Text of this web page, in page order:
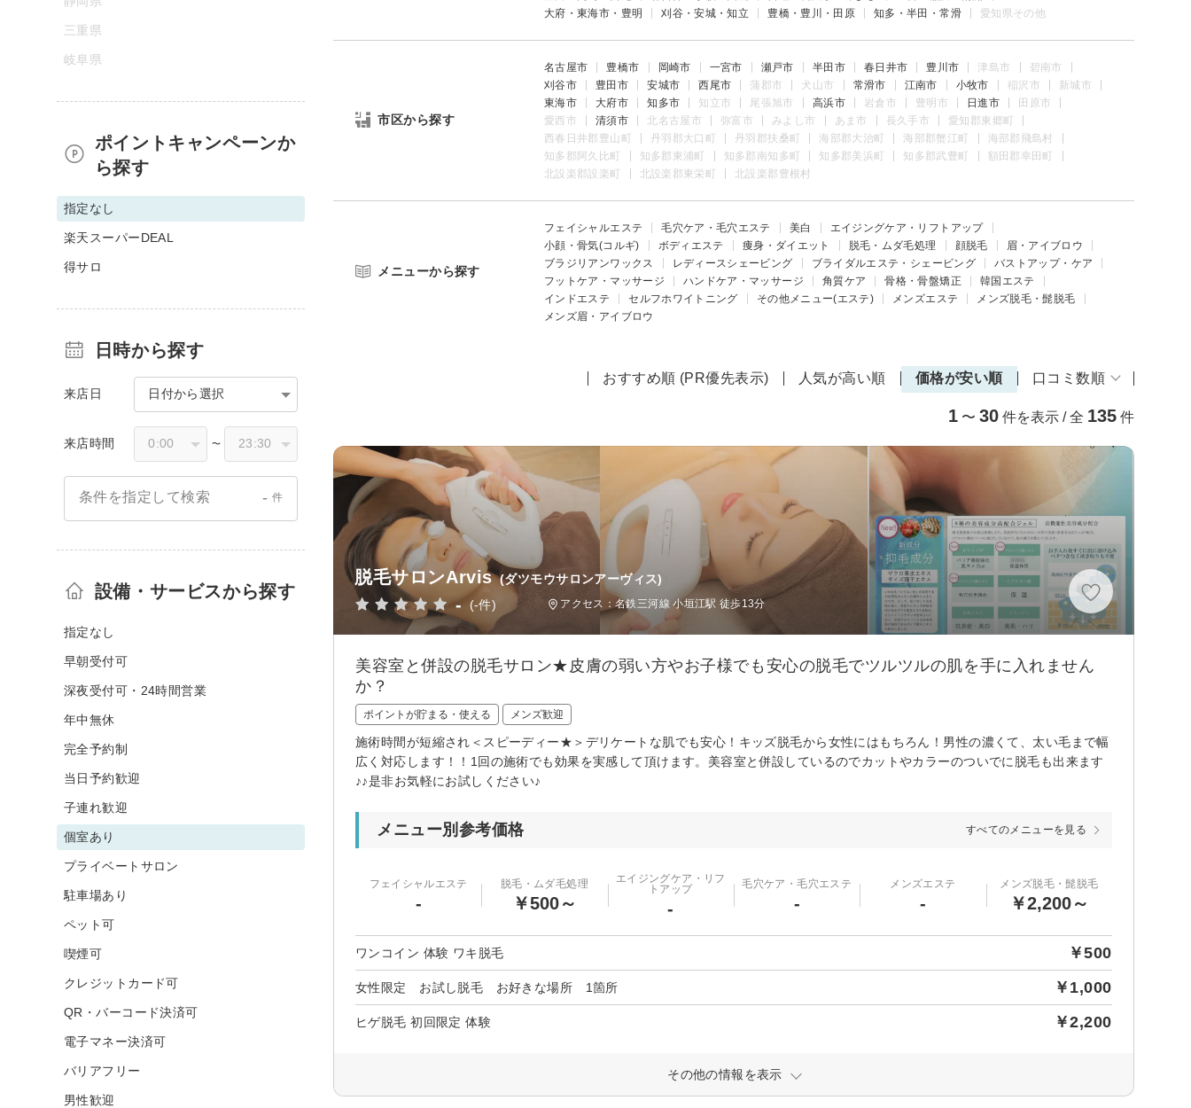
大府・東海市・豊明
刈谷・安城・知立 豊橋・豊川・田原 知多・半田・常滑 愛知県その他
市区から探す
名古屋市 豊橋市 岡崎市 一宮市 瀬戸市 半田市 春日井市 豊川市 津島市
碧南市
刈谷市
豊田市 安城市 西尾市 蒲郡市 犬山市 常滑市 江南市 小牧市 稲沢市
新城市
東海市
大府市 知多市 知立市 尾張旭市 高浜市 岩倉市 豊明市 日進市
田原市
愛西市
清須市 北名古屋市 弥富市 みよし市 あま市 長久手市
愛知郡東郷町
西春日井郡豊山町
丹羽郡大口町 丹羽郡扶桑町 海部郡大治町 海部郡蟹江町
海部郡飛島村
知多郡阿久比町
知多郡東浦町 知多郡南知多町 知多郡美浜町 知多郡武豊町
額田郡幸田町
北設楽郡設楽町
北設楽郡東栄町 北設楽郡豊根村
メニューから探す
フェイシャルエステ 毛穴ケア・毛穴エステ 美白
エイジングケア・リフトアップ
小顔・骨気(コルギ)
ボディエステ 痩身・ダイエット 脱毛・ムダ毛処理 顔脱毛
眉・アイブロウ
ブラジリアンワックス
レディースシェービング ブライダルエステ・シェービング
バストアップ・ケア
フットケア・マッサージ
ハンドケア・マッサージ 角質ケア 骨格・骨盤矯正
韓国エステ
インドエステ
セルフホワイトニング その他メニュー(エステ) メンズエステ
メンズ脱毛・髭脱毛
メンズ眉・アイブロウ
おすすめ順 (PR優先表示) 人気が高い順 価格が安い順 口コミ数順
1 〜 30 件を表示 / 全 135 件
脱毛サロンArvis (ダツモウサロンアーヴィス)
- (-件) アクセス：名鉄三河線 小垣江駅 徒歩13分
美容室と併設の脱毛サロン★皮膚の弱い方やお子様でも安心の脱毛でツルツルの肌を手に入れません
か？
ポイントが貯まる・使える メンズ歓迎
施術時間が短縮され＜スピーディー★＞デリケートな肌でも安心！キッズ脱毛から女性にはもちろん！男性の濃くて、太い毛まで幅
広く対応します！！1回の施術でも効果を実感して頂けます。美容室と併設しているのでカットやカラーのついでに脱毛も出来ます
♪♪是非お気軽にお試しください♪
メニュー別参考価格 すべてのメニューを見る
フェイシャルエステ
-
脱毛・ムダ毛処理
￥500～
エイジングケア・リフ
トアップ
-
毛穴ケア・毛穴エステ
-
メンズエステ
-
メンズ脱毛・髭脱毛
￥2,200～
ワンコイン 体験 ワキ脱毛 ￥500
女性限定 お試し脱毛 お好きな場所 1箇所 ￥1,000
ヒゲ脱毛 初回限定 体験 ￥2,200
その他の情報を表示
三重県
岐阜県
ポイントキャンペーンか
ら探す
指定なし
楽天スーパーDEAL
得サロ
日時から探す
来店日 日付から選択
来店時間 〜
条件を指定して検索 - 件
設備・サービスから探す
指定なし
早朝受付可
深夜受付可・24時間営業
年中無休
完全予約制
当日予約歓迎
子連れ歓迎
個室あり
プライベートサロン
駐車場あり
ペット可
喫煙可
クレジットカード可
QR・バーコード決済可
電子マネー決済可
バリアフリー
男性歓迎